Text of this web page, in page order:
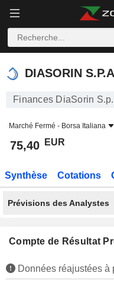
DIASORIN S.P.A.
DIASORIN
Finances DiaSorin
Marché Fermé - Borsa Italiana
75,40 EUR
Synthèse Cotations
Prévisions des Analystes
Compte de Résultat
Données réajustées à